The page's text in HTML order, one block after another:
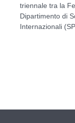
triennale tra la
Dipartimento di
Internazionali